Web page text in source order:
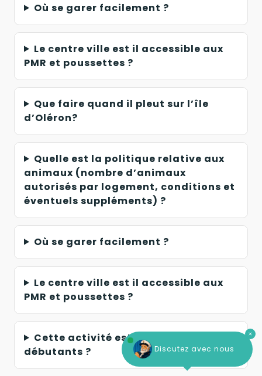
Où se garer facilement ?
Le centre ville est il accessible aux
PMR et poussettes ?
Que faire quand il pleut sur l’île
d’Oléron?
Quelle est la politique relative aux
animaux (nombre d’animaux
autorisés par logement, conditions et
éventuels suppléments) ?
Où se garer facilement ?
Le centre ville est il accessible aux
PMR et poussettes ?
Cette activité est-elle adaptée aux
débutants ?
Discutez avec nous